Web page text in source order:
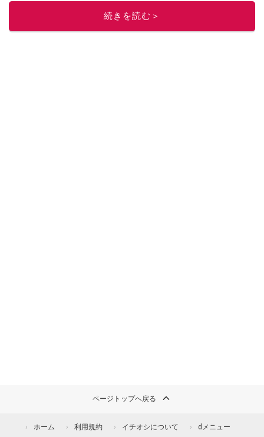
チラ！
続きを読む＞
ページトップへ戻る
ホーム 利用規約 イチオシについて dメニュー